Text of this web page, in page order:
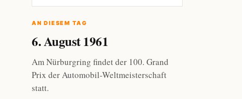
AN DIESEM TAG
6. August 1961
Am Nürburgring findet der 100. Grand
Prix der Automobil-Weltmeisterschaft
statt.